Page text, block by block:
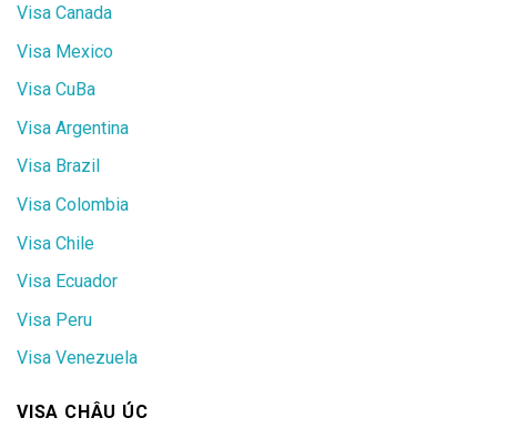
Visa Canada
Visa Mexico
Visa CuBa
Visa Argentina
Visa Brazil
Visa Colombia
Visa Chile
Visa Ecuador
Visa Peru
Visa Venezuela
VISA CHÂU ÚC